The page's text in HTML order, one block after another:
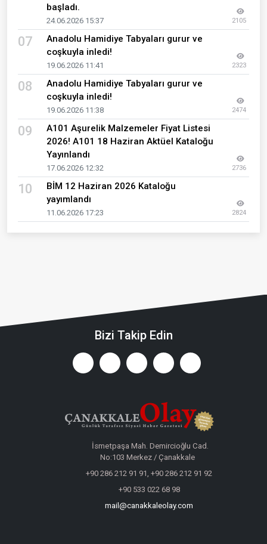
başladı.
24.06.2026 15:37 2105
07
Anadolu Hamidiye Tabyaları gurur ve
coşkuyla inledi!
19.06.2026 11:41 2323
08
Anadolu Hamidiye Tabyaları gurur ve
coşkuyla inledi!
19.06.2026 11:38 2474
09
A101 Aşurelik Malzemeler Fiyat Listesi
2026! A101 18 Haziran Aktüel Kataloğu
Yayınlandı
17.06.2026 12:32 2736
10
BİM 12 Haziran 2026 Kataloğu
yayımlandı
11.06.2026 17:23 2824
Bizi Takip Edin
İsmetpaşa Mah. Demircioğlu Cad.
No:103 Merkez / Çanakkale
+90 286 212 91 91, +90 286 212 91 92
+90 533 022 68 98
mail@canakkaleolay.com